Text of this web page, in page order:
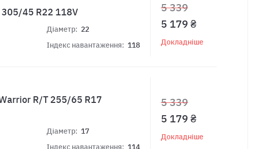
45 R22 118V
Діаметр: 22
Індекс навантаження: 118
5 339
5 179 ₴
Докладніше
R/T 255/65 R17
Діаметр: 17
Індекс навантаження: 114
5 339
5 179 ₴
Докладніше